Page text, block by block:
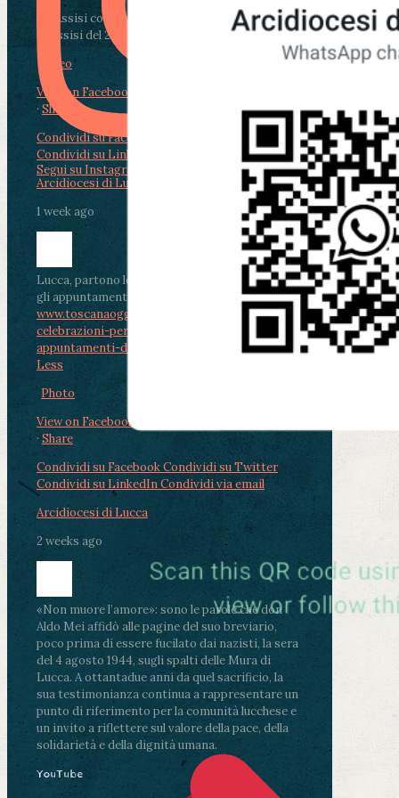
Da Assisi con i giovani per Celebrare il Perdono
di Assisi del 2 Ag...
Video
View on Facebook
· Share
Condividi su Facebook
Condividi su LinkedIn
Condividi via email
Arcidiocesi di Lucca
1 week ago
Lucca, partono le celebrazioni per don Aldo Mei:
gli appuntamenti dal 2 al 4 agosto
www.toscanaoggi.it/lucca-partono-le-
celebrazioni-per-don-aldo-mei-gli-
appuntamenti-dal-2-al-4-ago...
See MoreSee
Less
Photo
View on Facebook
· Share
Condividi su FacebookCondividi su Twitter
Condividi su LinkedInCondividi via email
Arcidiocesi di Lucca
2 weeks ago
«Non muore l’amore»: sono le parole che don
Aldo Mei affidò alle pagine del suo breviario,
poco prima di essere fucilato dai nazisti, la sera
del 4 agosto 1944, sugli spalti delle Mura di
Lucca. A ottantadue anni da quel sacrificio, la
sua testimonianza continua a rappresentare un
punto di riferimento per la comunità lucchese e
un invito a riflettere sul valore della pace, della
solidarietà e della dignità umana.
Segui su Instagram
YouTube